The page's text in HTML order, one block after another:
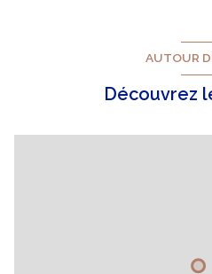
AUTOUR
Découvrez